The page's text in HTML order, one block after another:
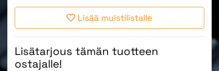
Lisää muistilistalle
Lisätarjous tämän tuotteen
ostajalle!